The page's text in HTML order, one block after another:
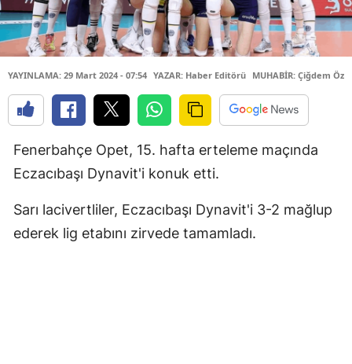
YAYINLAMA: 29 Mart 2024 - 07:54 YAZAR: Haber Editörü MUHABİR: Çiğdem
Fenerbahçe Opet, 15. hafta erteleme maçında
Eczacıbaşı Dynavit'i konuk etti.
Sarı lacivertliler, Eczacıbaşı Dynavit'i 3-2 mağlup
ederek lig etabını zirvede tamamladı.